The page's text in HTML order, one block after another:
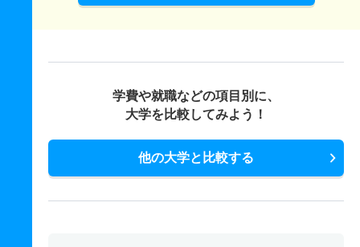
学費や就職などの項目別に、
大学を比較してみよう！
他の大学と比較する